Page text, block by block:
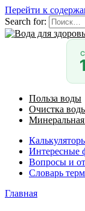
Перейти к
Search for:
Польза воды
Очистка
Минеральная
Интересные
Вопросы и
Словарь
Главная